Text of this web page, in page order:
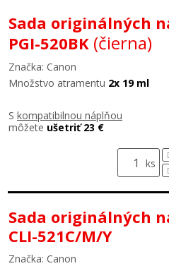
Sada originálných
PGI-520BK (čierna)
Značka: Canon
Množstvo atramentu 2x 19 ml
S kompatibilnou náplňou
môžete ušetriť 23 €
ks
Sada originálných
CLI-521C/M/Y
Značka: Canon